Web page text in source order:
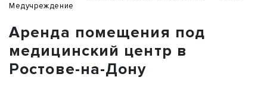
Медучреждение
Аренда помещения под
медицинский центр в
Ростове-на-Дону